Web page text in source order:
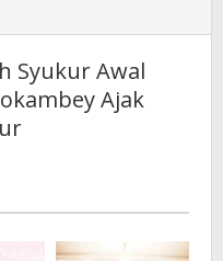
Syukur Awal
Ajak